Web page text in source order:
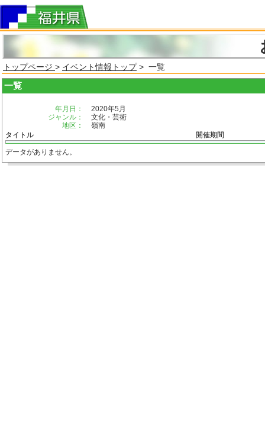
トップページ > イベント情報トップ> 一覧
一覧
年月日：
2020年5月
ジャンル：
文化・芸術
地区：
嶺南
タイトル
開催期間
データがありません。